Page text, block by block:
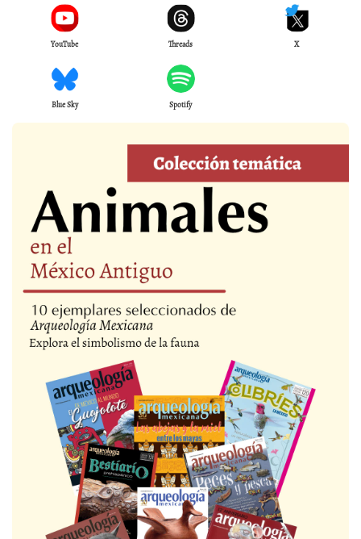
YouTube Threads X
Blue Sky Spotify